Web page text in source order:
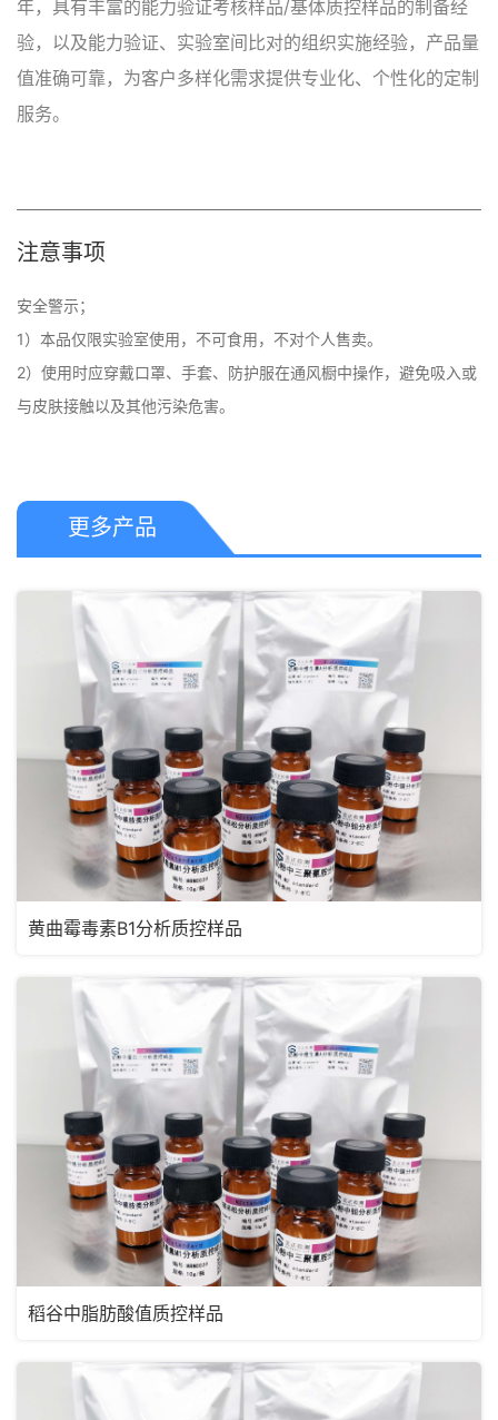
年，具有丰富的能力验证考核样品/基体质控样品的制备经
验，以及能力验证、实验室间比对的组织实施经验，产品量
值准确可靠，为客户多样化需求提供专业化、个性化的定制
服务。
注意事项
安全警示；
1）本品仅限实验室使用，不可食用，不对个人售卖。
2）使用时应穿戴口罩、手套、防护服在通风橱中操作，避免吸入或
与皮肤接触以及其他污染危害。
更多产品
黄曲霉毒素B1分析质控样品
稻谷中脂肪酸值质控样品